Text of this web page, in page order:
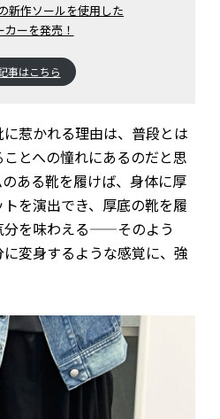
新作ソールを使用した
カーを発売！
事はこちら
惹かれる理由は、普段とは
とへの憧れにあるのだと思
ある靴を履けば、身体に厚
を演出でき、厚底の靴を履
分を味わえる——そのよう
変身するような感覚に、強